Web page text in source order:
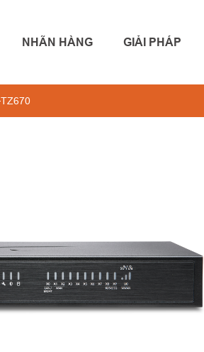
NHÃN HÀNG GIẢI PHÁP
TZ670